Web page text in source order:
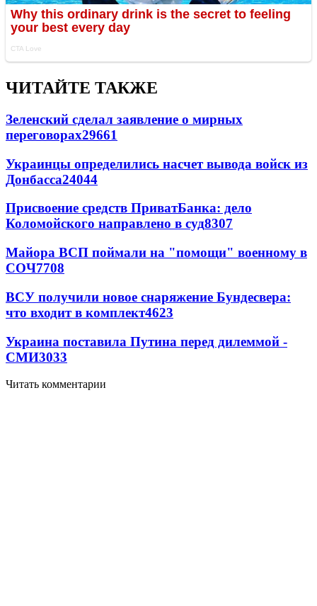
ЧИТАЙТЕ ТАКЖЕ
Зеленский сделал заявление о мирных
переговорах29661
Украинцы определились насчет вывода войск из
Донбасса24044
Присвоение средств ПриватБанка: дело
Коломойского направлено в суд8307
Майора ВСП поймали на "помощи" военному в
СОЧ7708
ВСУ получили новое снаряжение Бундесвера:
что входит в комплект4623
Украина поставила Путина перед дилеммой -
СМИ3033
Читать комментарии